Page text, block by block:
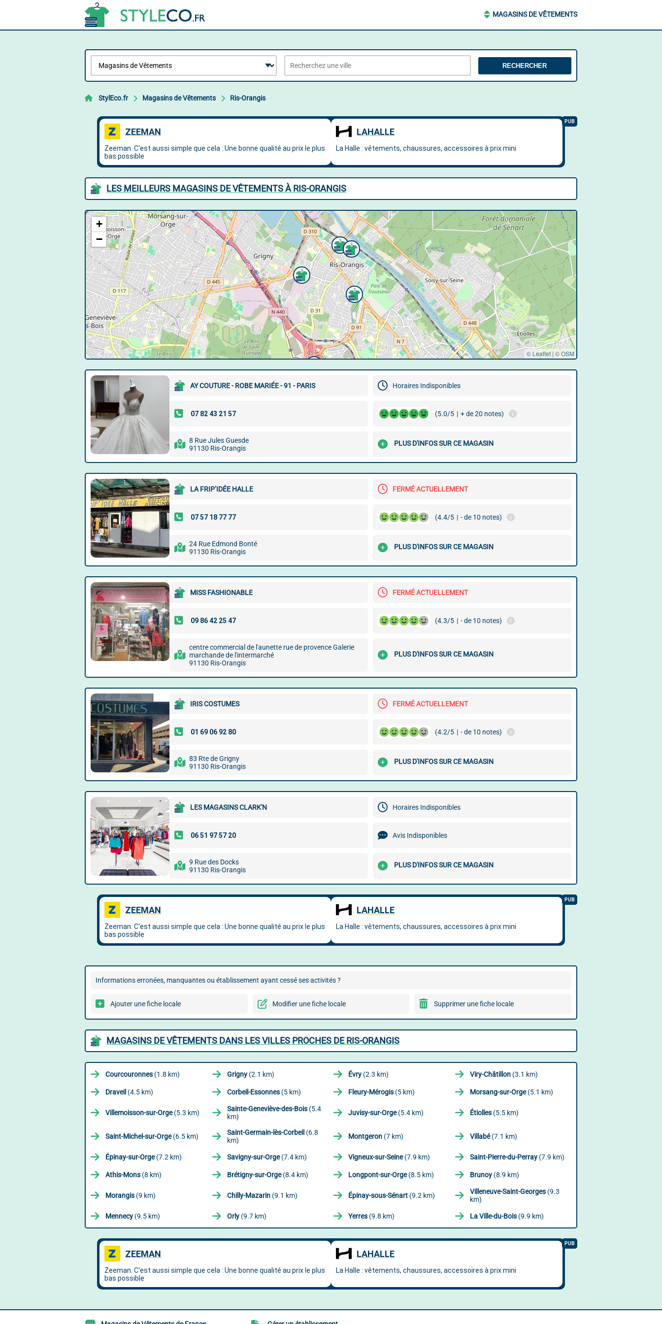
MAGASINS DE VÊTEMENTS
RECHERCHER
StylEco.fr Magasins de Vêtements Ris-Orangis
LES MEILLEURS MAGASINS DE VÊTEMENTS À RIS-ORANGIS
+
−
© Leaflet | ©OSM
AY COUTURE - ROBE MARIÉE - 91 - PARIS Horaires Indisponibles
(5.0/5 | + de 20 notes)
8 Rue Jules Guesde
91130 Ris-Orangis
PLUS D'INFOS SUR CE MAGASIN
LA FRIP’IDÉE HALLE FERMÉ ACTUELLEMENT
(4.4/5 | - de 10 notes)
24 Rue Edmond Bonté
91130 Ris-Orangis
PLUS D'INFOS SUR CE MAGASIN
MISS FASHIONABLE FERMÉ ACTUELLEMENT
(4.3/5 | - de 10 notes)
centre commercial de l'aunette rue de provence Galerie
marchande de l'intermarché
91130 Ris-Orangis
PLUS D'INFOS SUR CE MAGASIN
IRIS COSTUMES FERMÉ ACTUELLEMENT
(4.2/5 | - de 10 notes)
83 Rte de Grigny
91130 Ris-Orangis
PLUS D'INFOS SUR CE MAGASIN
LES MAGASINS CLARK'N Horaires Indisponibles
Avis Indisponibles
9 Rue des Docks
91130 Ris-Orangis
PLUS D'INFOS SUR CE MAGASIN
Informations erronées, manquantes ou établissement ayant cessé ses activités ?
Ajouter une fiche locale Modifier une fiche locale Supprimer une fiche locale
MAGASINS DE VÊTEMENTS DANS LES VILLES PROCHES DE RIS-ORANGIS
Courcouronnes (1.8 km) Grigny(2.1 km) Évry (2.3 km) Viry-Châtillon(3.1 km)
Draveil (4.5 km) Corbeil-Essonnes(5 km) Fleury-Mérogis (5 km) Morsang-sur-Orge(5.1 km)
Villemoisson-sur-Orge(5.3 km) Sainte-Geneviève-des-Bois(5.4
km)
Juvisy-sur-Orge(5.4 km) Étiolles(5.5 km)
Saint-Michel-sur-Orge(6.5 km) Saint-Germain-lès-Corbeil (6.8
km)
Montgeron (7 km) Villabé(7.1 km)
Épinay-sur-Orge(7.2 km) Savigny-sur-Orge(7.4 km) Vigneux-sur-Seine(7.9 km) Saint-Pierre-du-Perray(7.9 km)
Athis-Mons (8 km) Brétigny-sur-Orge(8.4 km) Longpont-sur-Orge(8.5 km) Brunoy(8.9 km)
Morangis (9 km) Chilly-Mazarin(9.1 km) Épinay-sous-Sénart (9.2 km) Villeneuve-Saint-Georges(9.3
km)
Mennecy (9.5 km) Orly(9.7 km) Yerres (9.8 km) La Ville-du-Bois(9.9 km)